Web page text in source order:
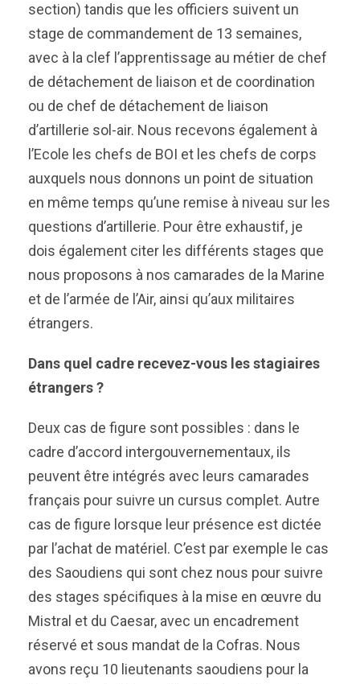
section) tandis que les officiers suivent un
stage de commandement de 13 semaines,
avec à la clef l’apprentissage au métier de chef
de détachement de liaison et de coordination
ou de chef de détachement de liaison
d’artillerie sol-air. Nous recevons également à
l’Ecole les chefs de BOI et les chefs de corps
auxquels nous donnons un point de situation
en même temps qu’une remise à niveau sur les
questions d’artillerie. Pour être exhaustif, je
dois également citer les différents stages que
nous proposons à nos camarades de la Marine
et de l’armée de l’Air, ainsi qu’aux militaires
étrangers.
Dans quel cadre recevez-vous les stagiaires
étrangers ?
Deux cas de figure sont possibles : dans le
cadre d’accord intergouvernementaux, ils
peuvent être intégrés avec leurs camarades
français pour suivre un cursus complet. Autre
cas de figure lorsque leur présence est dictée
par l’achat de matériel. C’est par exemple le cas
des Saoudiens qui sont chez nous pour suivre
des stages spécifiques à la mise en œuvre du
Mistral et du Caesar, avec un encadrement
réservé et sous mandat de la Cofras. Nous
avons reçu 10 lieutenants saoudiens pour la